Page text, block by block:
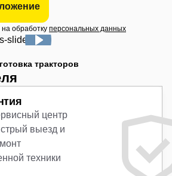
обработку персональных данных
тракторов
центр
выезд и
техники